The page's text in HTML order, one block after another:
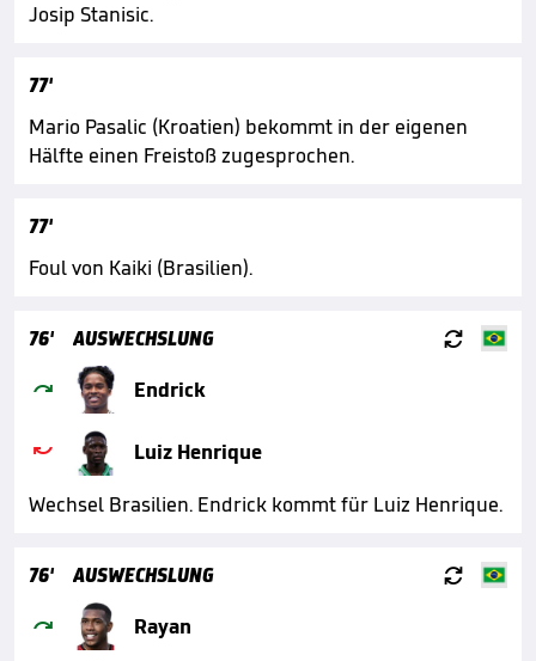
Josip Stanisic.
77'
Mario Pasalic (Kroatien) bekommt in der eigenen
Hälfte einen Freistoß zugesprochen.
77'
Foul von Kaiki (Brasilien).
76' AUSWECHSLUNG 
 Endrick

Luiz Henrique
Wechsel Brasilien. Endrick kommt für Luiz Henrique.
76' AUSWECHSLUNG 
 Rayan